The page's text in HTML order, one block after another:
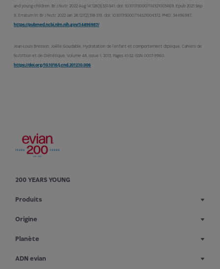
and young children. Br J Nutr. 2022 Aug 14;128(3):531-541. doi: 10.1017/S0007114521003469. Epub 2021 Sep
9. Erratum in: Br J Nutr. 2022 Jan 28;127(2):318-319. doi: 10.1017/S0007114521004372. PMID: 34496987.
https://pubmed.ncbi.nlm.nih.gov/34496987/
Jean-Louis Bresson, Joëlle Goudable, Hydratation de l’enfant et comportement dipsique, Cahiers de
Nutrition et de Diététique, Volume 48, Issue 1, 2013, Pages 41-52, ISSN 0007-9960.
https://doi.org/10.1016/j.cnd.2012.10.006
200 YEARS YOUNG
Produits
Origine
Planète
ADN evian